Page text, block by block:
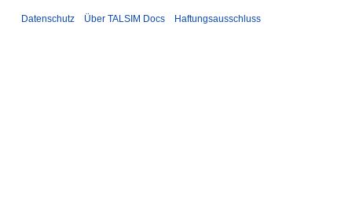
Datenschutz Über TALSIM Docs Haftungsausschluss